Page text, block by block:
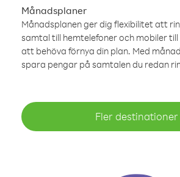
Månadsplaner
Månadsplanen ger dig flexibilitet att
samtal till hemtelefoner och mobiler
att behöva förnya din plan. Med
spara pengar på samtalen du redan
Fler destinationer